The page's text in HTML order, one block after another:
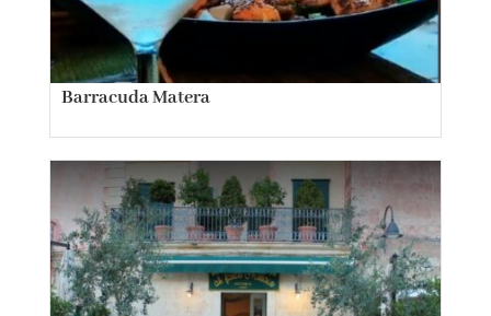
Barracuda Matera